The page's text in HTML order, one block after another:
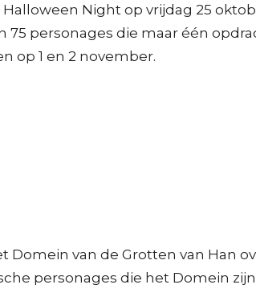
Night op vrijdag 25
personages die maar één
op 1 en 2 november.
van de Grotten van Han
personages die het Domein